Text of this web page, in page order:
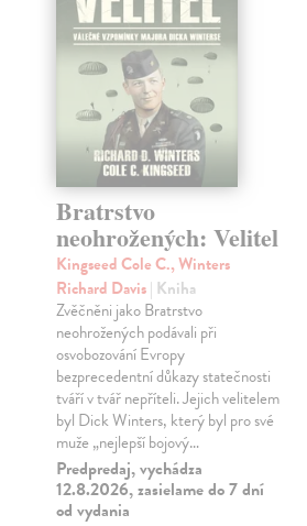
Bratrstvo
neohrožených: Velitel
Kingseed Cole C., Winters
Richard Davis| Kniha
Zvěčněni jako Bratrstvo
neohrožených podávali při
osvobozování Evropy
bezprecedentní důkazy statečnosti
tváří v tvář nepříteli. Jejich velitelem
byl Dick Winters, který byl pro své
muže „nejlepší bojový…
Predpredaj, vychádza
12.8.2026, zasielame do 7 dní
od vydania